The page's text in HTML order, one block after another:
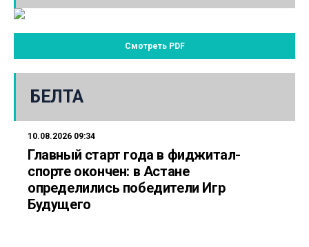
Смотреть PDF
БЕЛТА
10.08.2026 09:34
Главный старт года в фиджитал-
спорте окончен: в Астане
определились победители Игр
Будущего